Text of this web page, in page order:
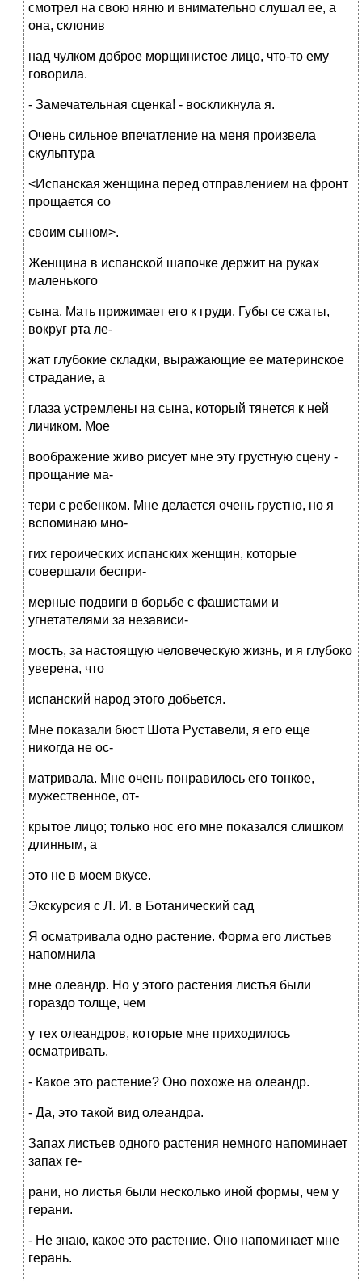
смотрел на свою няню и внимательно слушал ее, а
она, склонив
над чулком доброе морщинистое лицо, что-то ему
говорила.
- Замечательная сценка! - воскликнула я.
Очень сильное впечатление на меня произвела
скульптура
<Испанская женщина перед отправлением на фронт
прощается со
своим сыном>.
Женщина в испанской шапочке держит на руках
маленького
сына. Мать прижимает его к груди. Губы се сжаты,
вокруг рта ле-
жат глубокие складки, выражающие ее материнское
страдание, а
глаза устремлены на сына, который тянется к ней
личиком. Мое
воображение живо рисует мне эту грустную сцену -
прощание ма-
тери с ребенком. Мне делается очень грустно, но я
вспоминаю мно-
гих героических испанских женщин, которые
совершали беспри-
мерные подвиги в борьбе с фашистами и
угнетателями за независи-
мость, за настоящую человеческую жизнь, и я глубоко
уверена, что
испанский народ этого добьется.
Мне показали бюст Шота Руставели, я его еще
никогда не ос-
матривала. Мне очень понравилось его тонкое,
мужественное, от-
крытое лицо; только нос его мне показался слишком
длинным, а
это не в моем вкусе.
Экскурсия с Л. И. в Ботанический сад
Я осматривала одно растение. Форма его листьев
напомнила
мне олеандр. Но у этого растения листья были
гораздо толще, чем
у тех олеандров, которые мне приходилось
осматривать.
- Какое это растение? Оно похоже на олеандр.
- Да, это такой вид олеандра.
Запах листьев одного растения немного напоминает
запах ге-
рани, но листья были несколько иной формы, чем у
герани.
- Не знаю, какое это растение. Оно напоминает мне
герань.